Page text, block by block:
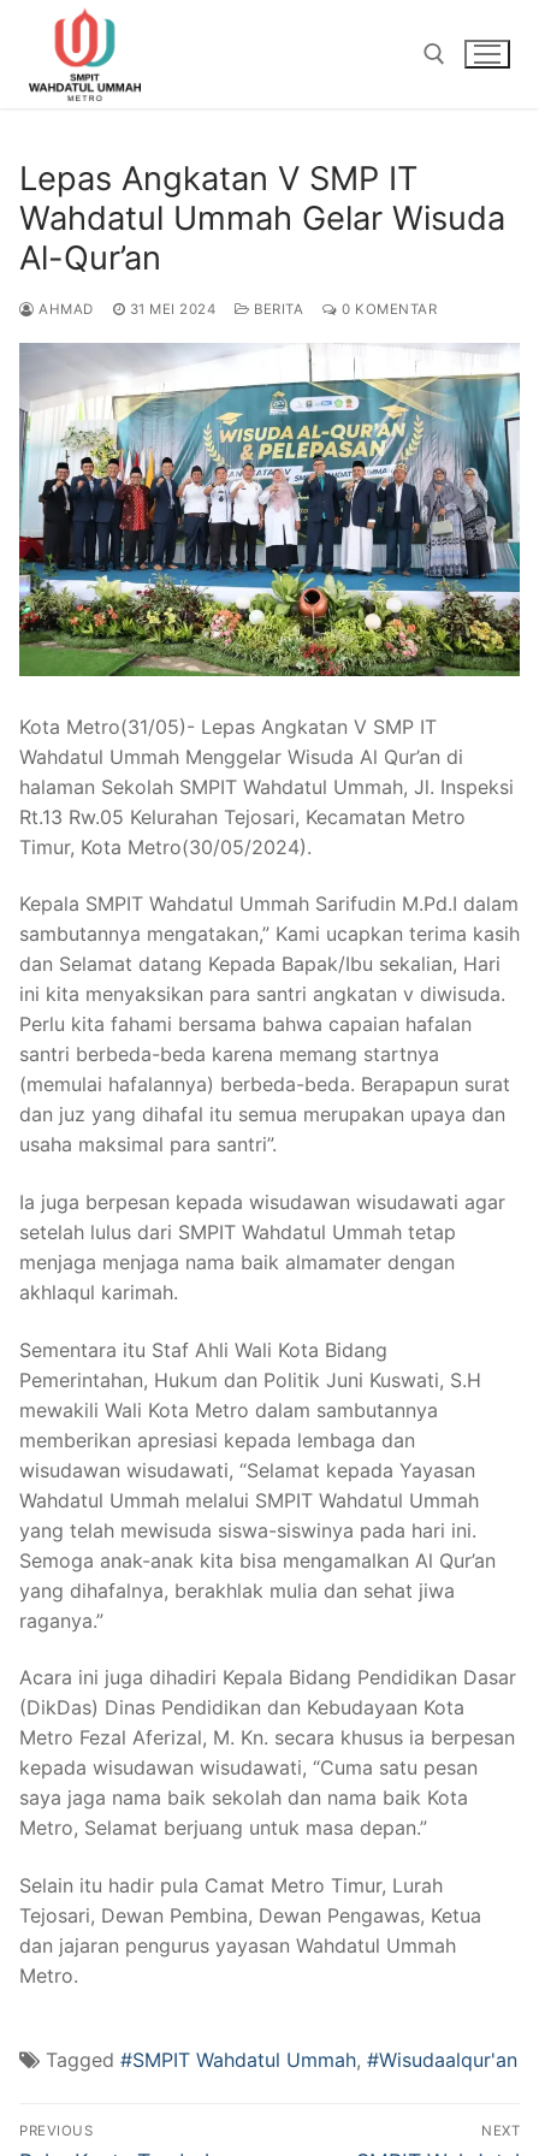
Lompat
Lepas Angkatan V SMP IT
Wahdatul Ummah Gelar Wisuda
Al-Qur’an
AHMAD 31 MEI 2024 BERITA 0 KOMENTAR
Kota Metro(31/05)- Lepas Angkatan V SMP IT
Wahdatul Ummah Menggelar Wisuda Al Qur’an di
halaman Sekolah SMPIT Wahdatul Ummah, Jl. Inspeksi
Rt.13 Rw.05 Kelurahan Tejosari, Kecamatan Metro
Timur, Kota Metro(30/05/2024).
Kepala SMPIT Wahdatul Ummah Sarifudin M.Pd.I dalam
sambutannya mengatakan,” Kami ucapkan terima kasih
dan Selamat datang Kepada Bapak/Ibu sekalian, Hari
ini kita menyaksikan para santri angkatan v diwisuda.
Perlu kita fahami bersama bahwa capaian hafalan
santri berbeda-beda karena memang startnya
(memulai hafalannya) berbeda-beda. Berapapun surat
dan juz yang dihafal itu semua merupakan upaya dan
usaha maksimal para santri”.
Ia juga berpesan kepada wisudawan wisudawati agar
setelah lulus dari SMPIT Wahdatul Ummah tetap
menjaga menjaga nama baik almamater dengan
akhlaqul karimah.
Sementara itu Staf Ahli Wali Kota Bidang
Pemerintahan, Hukum dan Politik Juni Kuswati, S.H
mewakili Wali Kota Metro dalam sambutannya
memberikan apresiasi kepada lembaga dan
wisudawan wisudawati, “Selamat kepada Yayasan
Wahdatul Ummah melalui SMPIT Wahdatul Ummah
yang telah mewisuda siswa-siswinya pada hari ini.
Semoga anak-anak kita bisa mengamalkan Al Qur’an
yang dihafalnya, berakhlak mulia dan sehat jiwa
raganya.”
Acara ini juga dihadiri Kepala Bidang Pendidikan Dasar
(DikDas) Dinas Pendidikan dan Kebudayaan Kota
Metro Fezal Aferizal, M. Kn. secara khusus ia berpesan
kepada wisudawan wisudawati, “Cuma satu pesan
saya jaga nama baik sekolah dan nama baik Kota
Metro, Selamat berjuang untuk masa depan.”
Selain itu hadir pula Camat Metro Timur, Lurah
Tejosari, Dewan Pembina, Dewan Pengawas, Ketua
dan jajaran pengurus yayasan Wahdatul Ummah
Metro.
Tagged #SMPIT Wahdatul Ummah, #Wisudaalqur'an
Navigasi
PREVIOUS NEXT